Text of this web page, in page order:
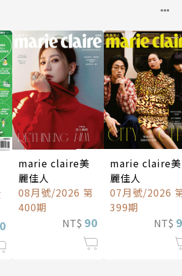
marie claire美
麗佳人
08月號/2026 第
400期
NT$ 90
marie claire美
麗佳人
07月號/2026
399期
NT$